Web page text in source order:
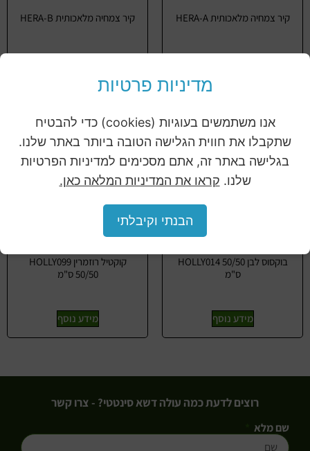
מדיניות פרטיות
אנו משתמשים בעוגיות (cookies) כדי להבטיח
שתקבלו את חווית הגלישה הטובה ביותר באתר שלנו.
בגלישה באתר זה, אתם מסכימים למדיניות הפרטיות
שלנו. קראו את המדיניות המלאה כאן.
הבנתי וקיבלתי
קיר צמחיה מלאכותית HERA-A קיר צמחיה מלאכותית HERA-B
בוקסוס לבן HOLLY014 50/50
ס"מ
מידע נוסף
קוקטיל רוזמרין HOLLY099
50/50 ס"מ
מידע נוסף
רוצים לדעת כמה עולה דשא סינטטי? - צרו קשר
שם מלא